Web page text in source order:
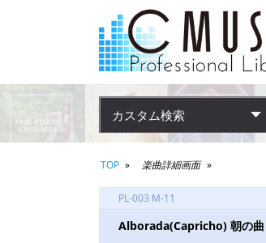
カスタム検索
TOP 楽曲詳細画面
PL-003 M-11
Alborada(Capricho) 朝の曲